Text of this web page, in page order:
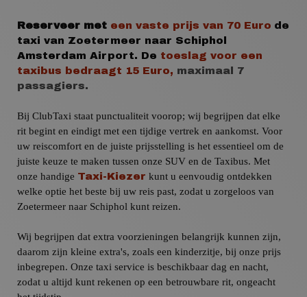
Reserveer met een vaste prijs van 70 Euro de
taxi van Zoetermeer naar Schiphol
Amsterdam Airport. De toeslag voor een
taxibus
bedraagt 15 Euro, maximaal 7
passagiers.
Bij ClubTaxi staat punctualiteit voorop; wij begrijpen dat elke
rit begint en eindigt met een tijdige vertrek en aankomst. Voor
uw reiscomfort en de juiste prijsstelling is het essentieel om de
juiste keuze te maken tussen onze SUV en de Taxibus. Met
onze handige Taxi-Kiezer kunt u eenvoudig ontdekken
welke optie het beste bij uw reis past, zodat u zorgeloos van
Zoetermeer naar Schiphol kunt reizen.
Wij begrijpen dat extra voorzieningen belangrijk kunnen zijn,
daarom zijn kleine extra's, zoals een kinderzitje, bij onze prijs
inbegrepen. Onze taxi service is beschikbaar dag en nacht,
zodat u altijd kunt rekenen op een betrouwbare rit, ongeacht